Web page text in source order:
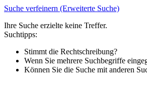
Suche verfeinern (Erweiterte Suche)
Ihre Suche erzielte keine Treffer.
Suchtipps:
Stimmt die Rechtschreibung?
Wenn Sie mehrere Suchbegriffe
Können Sie die Suche mit anderen